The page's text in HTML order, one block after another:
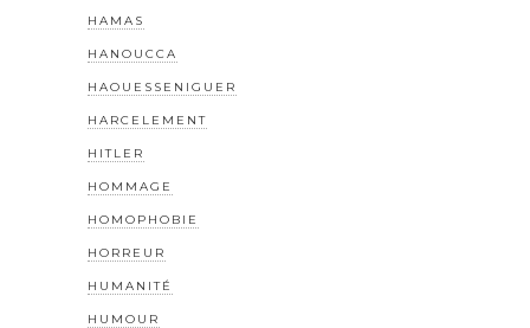
HAMAS
HANOUCCA
HAOUESSENIGUER
HARCELEMENT
HITLER
HOMMAGE
HOMOPHOBIE
HORREUR
HUMANITÉ
HUMOUR